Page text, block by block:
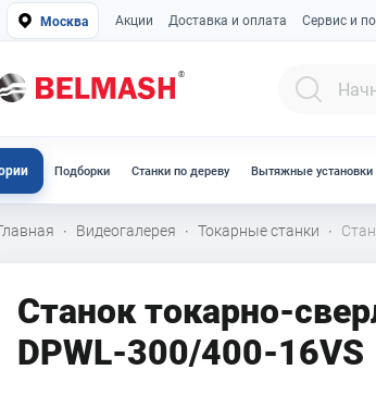
Москва Акции Доставка и оплата Сервис и
Подборки Станки по дереву Вытяжные установки
· Видеогалерея · Токарные станки ·
Станок токарно-
DPWL-300/400-16VS